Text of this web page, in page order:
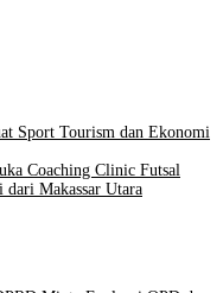
Sport Tourism dan Ekonomi
Coaching Clinic Futsal
dari Makassar Utara